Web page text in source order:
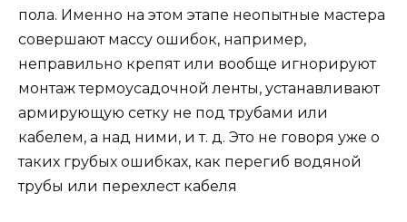
пола. Именно на этом этапе неопытные мастера
совершают массу ошибок, например,
неправильно крепят или вообще игнорируют
монтаж термоусадочной ленты, устанавливают
армирующую сетку не под трубами или
кабелем, а над ними, и т. д. Это не говоря уже о
таких грубых ошибках, как перегиб водяной
трубы или перехлест кабеля